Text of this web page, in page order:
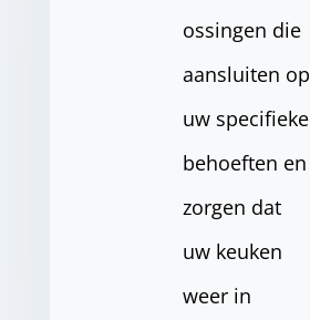
ossingen die
aansluiten op
uw specifieke
behoeften en
zorgen dat
uw keuken
weer in